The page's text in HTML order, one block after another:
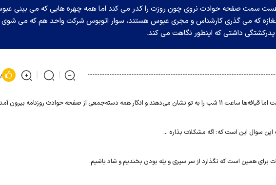
هست سمت صفحه حوادث نروی چون روزت را کدر می کند اما همه چهره هایی که می بینی
مغازه که می گذری کارشناس و مجری عبوس هستند، سوار اتوبوس شرکت واحد هم که می شوی
پدرکشتگی داشتی که اینطور نگاهت می کند.
سوال این است که: اگه مشکلات بذاره ...
برای همین است که نگذارد از سر سیری و یله بودن بخندیم و شاد باشیم.